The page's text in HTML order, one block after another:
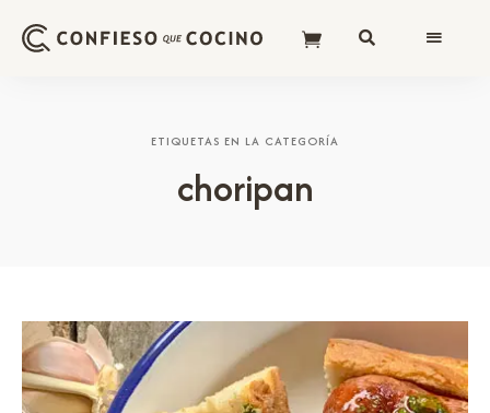
ETIQUETAS EN LA CATEGORÍA
choripan